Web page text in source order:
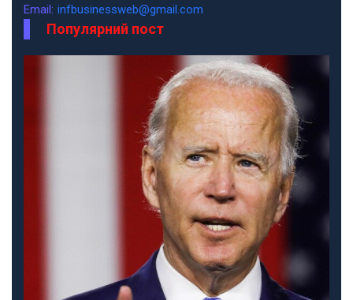
Email: infbusinessweb@gmail.com
Популярний пост